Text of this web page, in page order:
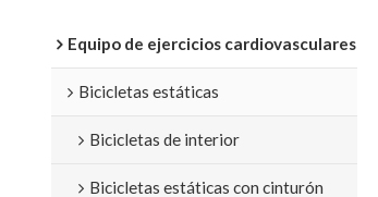
Equipo de ejercicios cardiovasculares
Bicicletas estáticas
Bicicletas de interior
Bicicletas estáticas con cinturón